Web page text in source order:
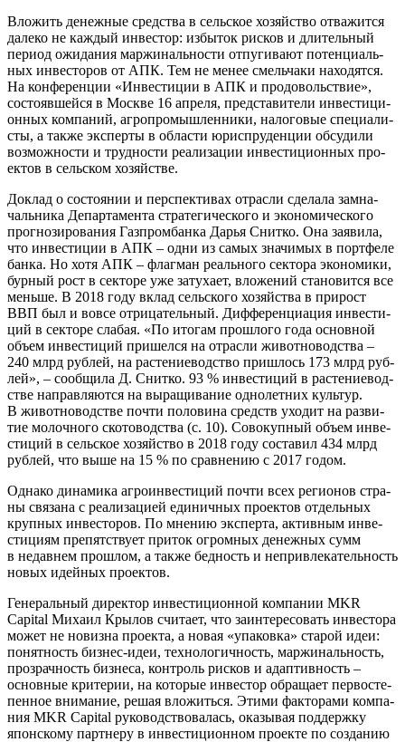
Вложить денеж­ные сред­ства в сель­ское хозяй­ство отва­жит­ся
дале­ко не каж­дый инве­стор: избы­ток рис­ков и дли­тель­ный
пери­од ожи­да­ния мар­жи­наль­но­сти отпу­ги­ва­ют потен­ци­аль­
ных инве­сто­ров от АПК. Тем не менее смель­ча­ки нахо­дят­ся.
На кон­фе­рен­ции «Инве­сти­ции в АПК и про­до­воль­ствие»,
состо­яв­шей­ся в Москве 16 апре­ля, пред­ста­ви­те­ли инве­сти­ци­
он­ных ком­па­ний, агро­про­мыш­лен­ни­ки, нало­го­вые спе­ци­а­ли­
сты, а так­же экс­пер­ты в обла­сти юрис­пру­ден­ции обсу­ди­ли
воз­мож­но­сти и труд­но­сти реа­ли­за­ции инве­сти­ци­он­ных про­
ек­тов в сель­ском хозяйстве.
Доклад о состо­я­нии и пер­спек­ти­вах отрас­ли сде­ла­ла зам­на­
чаль­ни­ка Депар­та­мен­та стра­те­ги­че­ско­го и эко­но­ми­че­ско­го
про­гно­зи­ро­ва­ния Газ­пром­бан­ка Дарья Снит­ко. Она заяви­ла,
что инве­сти­ции в АПК – одни из самых зна­чи­мых в порт­фе­ле
бан­ка. Но хотя АПК – флаг­ман реаль­но­го сек­то­ра эко­но­ми­ки,
бур­ный рост в сек­то­ре уже зату­ха­ет, вло­же­ний ста­но­вит­ся все
мень­ше. В 2018 году вклад сель­ско­го хозяй­ства в при­рост
ВВП был и вовсе отри­ца­тель­ный. Диф­фе­рен­ци­а­ция инве­сти­
ций в сек­то­ре сла­бая. «По ито­гам про­шло­го года основ­ной
объ­ем инве­сти­ций при­шел­ся на отрас­ли живот­но­вод­ства –
240 млрд руб­лей, на рас­те­ние­вод­ство при­шлось 173 млрд руб­
лей», – сооб­щи­ла Д. Снит­ко. 93 % инве­сти­ций в рас­те­ние­вод­
стве направ­ля­ют­ся на выра­щи­ва­ние одно­лет­них куль­тур.
В живот­но­вод­стве почти поло­ви­на средств ухо­дит на раз­ви­
тие молоч­но­го ско­то­вод­ства (с. 10). Сово­куп­ный объ­ем инве­
сти­ций в сель­ское хозяй­ство в 2018 году соста­вил 434 млрд
руб­лей, что выше на 15 % по срав­не­нию с 2017 годом.
Одна­ко дина­ми­ка агро­ин­ве­сти­ций почти всех реги­о­нов стра­
ны свя­за­на с реа­ли­за­ци­ей еди­нич­ных про­ек­тов отдель­ных
круп­ных инве­сто­ров. По мне­нию экс­пер­та, актив­ным инве­
сти­ци­ям пре­пят­ству­ет при­ток огром­ных денеж­ных сумм
в недав­нем про­шлом, а так­же бед­ность и непри­вле­ка­тель­ность
новых идей­ных проектов.
Гене­раль­ный дирек­тор инве­сти­ци­он­ной ком­па­нии MKR
Capital Миха­ил Кры­лов счи­та­ет, что заин­те­ре­со­вать инве­сто­ра
может не новиз­на про­ек­та, а новая «упа­ков­ка» ста­рой идеи:
понят­ность биз­нес-идеи, тех­но­ло­гич­ность, мар­жи­наль­ность,
про­зрач­ность биз­не­са, кон­троль рис­ков и адап­тив­ность –
основ­ные кри­те­рии, на кото­рые инве­стор обра­ща­ет пер­во­сте­
пен­ное вни­ма­ние, решая вло­жить­ся. Эти­ми фак­то­ра­ми ком­па­
ния MKR Capital руко­вод­ство­ва­лась, ока­зы­вая под­держ­ку
япон­ско­му парт­не­ру в инве­сти­ци­он­ном про­ек­те по созда­нию